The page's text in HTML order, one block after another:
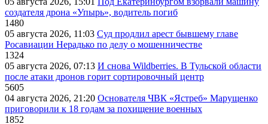
создателя дрона «Упырь», водитель погиб
1480
05 августа 2026, 11:03 Суд продлил арест бывшему главе
Росавиации Нерадько по делу о мошенничестве
1324
05 августа 2026, 07:13 И снова Wildberries. В Тульской области
после атаки дронов горит сортировочный центр
5605
04 августа 2026, 21:20 Основателя ЧВК «Ястреб» Марущенко
приговорили к 18 годам за похищение военных
1852